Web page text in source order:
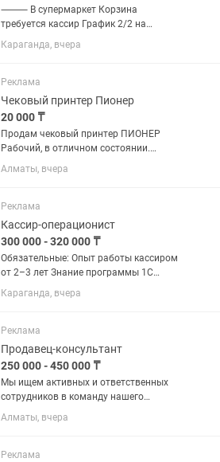
⸻ В супермаркет Корзина
требуется кассир График 2/2 на
полный день(с 9:00 до 23:00),
возможно обучение ✅ Основные
клиентов на кассе: •Прием наличных и
безналичных...
Караганда, вчера
Реклама
Чековый принтер Пионер
20 000 ₸
Продам чековый принтер ПИОНЕР
Рабочий, в отличном состоянии.
Печатает чеки быстро и четко,
подходит для торговых точек, кафе,
полностью исправен. Характеристики:
•...
Алматы, вчера
Реклама
Кассир-операционист
300 000 - 320 000 ₸
Обязательные: Опыт работы кассиром
от 2–3 лет Знание программы 1С
(обязательно) Опыт работы с
наличными и безналичными
ответственность Желательные: Опыт
работы в розничной...
Караганда, вчера
Реклама
Продавец-консультант
250 000 - 450 000 ₸
Мы ищем активных и ответственных
сотрудников в команду нашего
магазина мужской одежды. Если ты
любишь моду и умеешь находить
отличная возможность для тебя!
Алматы, вчера
Реклама